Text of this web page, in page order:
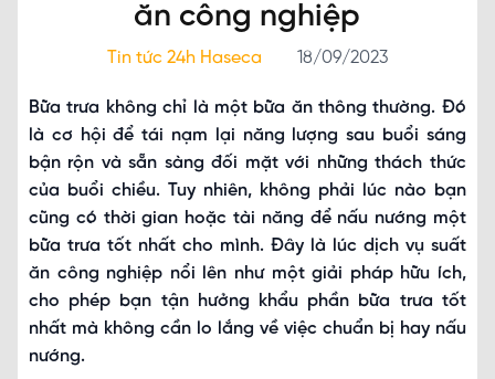
招聘信息
联系我们
ăn công nghiệp
Tin tức 24h Haseca 18/09/2023
Bữa trưa không chỉ là một bữa ăn thông thường. Đó
là cơ hội để tái nạm lại năng lượng sau buổi sáng
bận rộn và sẵn sàng đối mặt với những thách thức
của buổi chiều. Tuy nhiên, không phải lúc nào bạn
cũng có thời gian hoặc tài năng để nấu nướng một
bữa trưa tốt nhất cho mình. Đây là lúc dịch vụ suất
ăn công nghiệp nổi lên như một giải pháp hữu ích,
cho phép bạn tận hưởng khẩu phần bữa trưa tốt
nhất mà không cần lo lắng về việc chuẩn bị hay nấu
nướng.